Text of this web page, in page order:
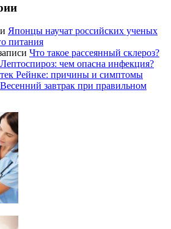
Японцы научат российских ученых
питания
Что такое рассеянный склероз?
Лептоспироз: чем опасна инфекция?
Рейнке: причины и симптомы
Весенний завтрак при правильном